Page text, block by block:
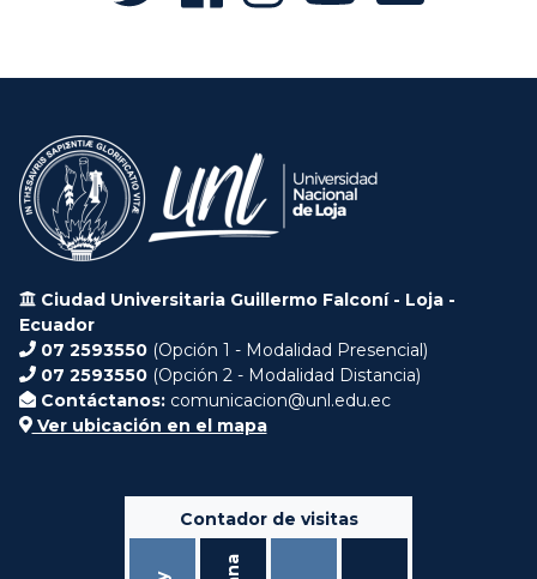
Ciudad Universitaria Guillermo Falconí - Loja -
Ecuador
07 2593550 (Opción 1 - Modalidad Presencial)
07 2593550 (Opción 2 - Modalidad Distancia)
Contáctanos: comunicacion@unl.edu.ec
Ver ubicación en el mapa
Contador de visitas